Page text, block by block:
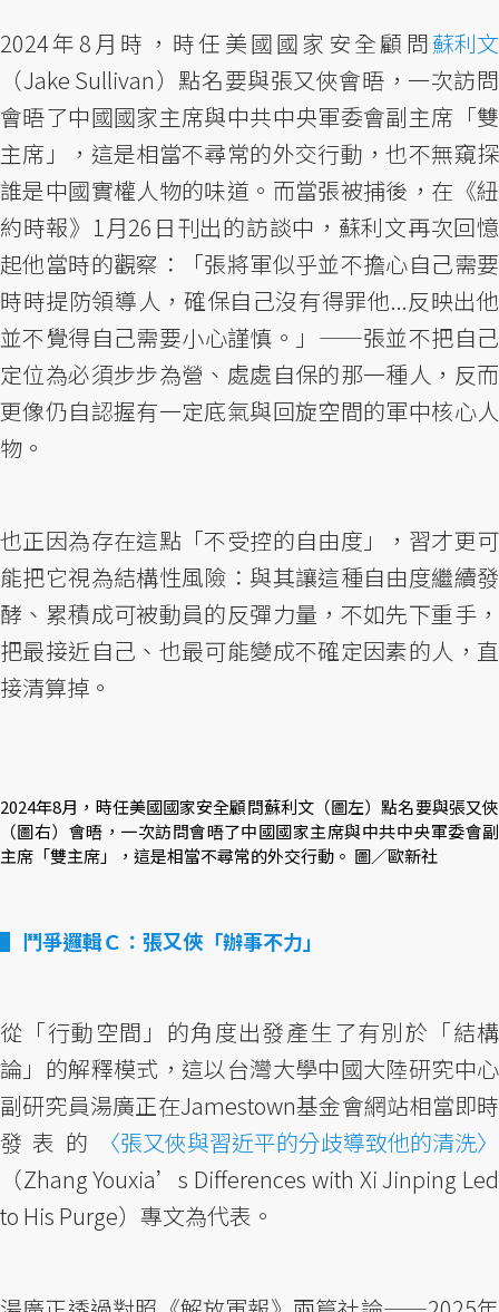
2024年8月時，時任美國國家安全顧問蘇利文
（Jake Sullivan）點名要與張又俠會晤，一次訪問
會晤了中國國家主席與中共中央軍委會副主席「雙
主席」，這是相當不尋常的外交行動，也不無窺探
誰是中國實權人物的味道。而當張被捕後，在《紐
約時報》1月26日刊出的訪談中，蘇利文再次回憶
起他當時的觀察：「張將軍似乎並不擔心自己需要
時時提防領導人，確保自己沒有得罪他...反映出他
並不覺得自己需要小心謹慎。」——張並不把自己
定位為必須步步為營、處處自保的那一種人，反而
更像仍自認握有一定底氣與回旋空間的軍中核心人
物。
也正因為存在這點「不受控的自由度」，習才更可
能把它視為結構性風險：與其讓這種自由度繼續發
酵、累積成可被動員的反彈力量，不如先下重手，
把最接近自己、也最可能變成不確定因素的人，直
接清算掉。
2024年8月，時任美國國家安全顧問蘇利文（圖左）點名要與張又俠
（圖右）會晤，一次訪問會晤了中國國家主席與中共中央軍委會副
主席「雙主席」，這是相當不尋常的外交行動。 圖／歐新社
鬥爭邏輯Ｃ：張又俠「辦事不力」
從「行動空間」的角度出發產生了有別於「結構
論」的解釋模式，這以台灣大學中國大陸研究中心
副研究員湯廣正在Jamestown基金會網站相當即時
發表的
〈張又俠與習近平的分歧導致他的清洗〉
（Zhang Youxia’s Differences with Xi Jinping Led
to His Purge）專文為代表。